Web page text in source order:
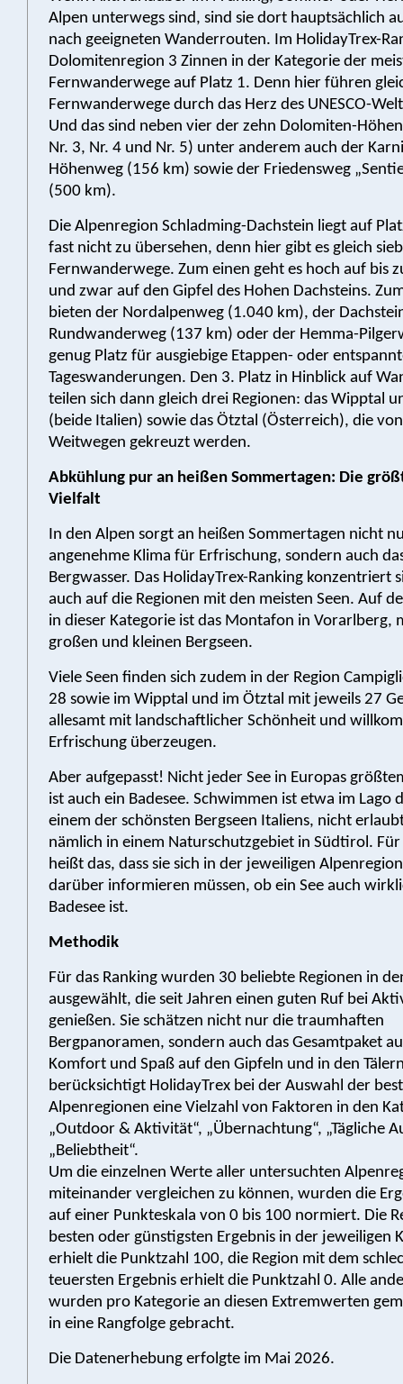
Alpen unterwegs sind, sind sie dort hauptsächlich
nach geeigneten Wanderrouten. Im HolidayTrex-
Dolomitenregion 3 Zinnen in der Kategorie der
Fernwanderwege auf Platz 1. Denn hier führen
Fernwanderwege durch das Herz des UNESCO-
Und das sind neben vier der zehn Dolomiten-
Nr. 3, Nr. 4 und Nr. 5) unter anderem auch der
Höhenweg (156 km) sowie der Friedensweg
(500 km).
Die Alpenregion Schladming-Dachstein liegt auf
fast nicht zu übersehen, denn hier gibt es gleich
Fernwanderwege. Zum einen geht es hoch auf bis
und zwar auf den Gipfel des Hohen Dachsteins.
bieten der Nordalpenweg (1.040 km), der
Rundwanderweg (137 km) oder der Hemma-
genug Platz für ausgiebige Etappen- oder
Tageswanderungen. Den 3. Platz in Hinblick auf
teilen sich dann gleich drei Regionen: das Wipptal
(beide Italien) sowie das Ötztal (Österreich), die
Weitwegen gekreuzt werden.
Abkühlung pur an heißen Sommertagen: Die
Vielfalt
In den Alpen sorgt an heißen Sommertagen nicht
angenehme Klima für Erfrischung, sondern auch
Bergwasser. Das HolidayTrex-Ranking konzentriert
auch auf die Regionen mit den meisten Seen. Auf
in dieser Kategorie ist das Montafon in Vorarlberg,
großen und kleinen Bergseen.
Viele Seen finden sich zudem in der Region
28 sowie im Wipptal und im Ötztal mit jeweils 27
allesamt mit landschaftlicher Schönheit und
Erfrischung überzeugen.
Aber aufgepasst! Nicht jeder See in Europas
ist auch ein Badesee. Schwimmen ist etwa im Lago
einem der schönsten Bergseen Italiens, nicht
nämlich in einem Naturschutzgebiet in Südtirol. Für
heißt das, dass sie sich in der jeweiligen
darüber informieren müssen, ob ein See auch
Badesee ist.
Methodik
Für das Ranking wurden 30 beliebte Regionen in
ausgewählt, die seit Jahren einen guten Ruf bei
genießen. Sie schätzen nicht nur die traumhaften
Bergpanoramen, sondern auch das Gesamtpaket
Komfort und Spaß auf den Gipfeln und in den
berücksichtigt HolidayTrex bei der Auswahl der
Alpenregionen eine Vielzahl von Faktoren in den
„Outdoor & Aktivität“, „Übernachtung“, „Tägliche
„Beliebtheit“.
Um die einzelnen Werte aller untersuchten
miteinander vergleichen zu können, wurden die
auf einer Punkteskala von 0 bis 100 normiert. Die
besten oder günstigsten Ergebnis in der jeweiligen
erhielt die Punktzahl 100, die Region mit dem
teuersten Ergebnis erhielt die Punktzahl 0. Alle
wurden pro Kategorie an diesen Extremwerten
in eine Rangfolge gebracht.
Die Datenerhebung erfolgte im Mai 2026.